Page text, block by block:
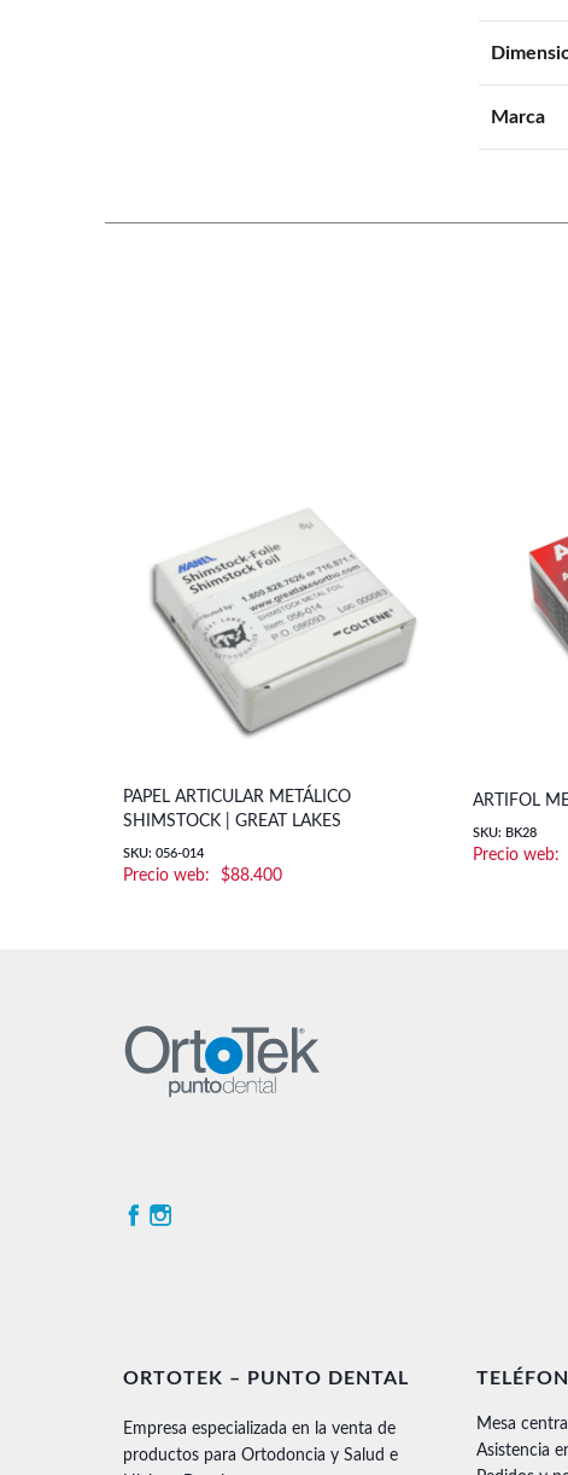
Marca
PAPEL ARTICULAR METÁLICO
SHIMSTOCK | GREAT LAKES
SKU: 056-014
$88.400
ARTIFOL
SKU: BK28
ORTOTEK – PUNTO DENTAL
Empresa especializada en la venta de
productos para Ortodoncia y Salud e
Mesa
Asistencia